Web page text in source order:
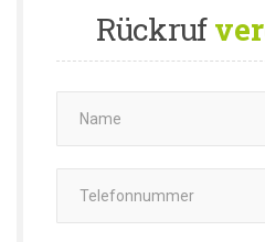
Rückruf